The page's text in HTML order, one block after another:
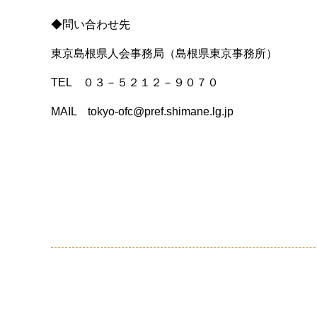
◆問い合わせ先
東京島根県人会事務局（島根県東京事務所）
TEL ０３－５２１２－９０７０
MAIL tokyo-ofc@pref.shimane.lg.jp